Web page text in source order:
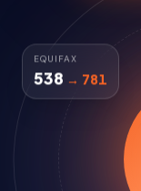
EQUIFAX
538 → 781